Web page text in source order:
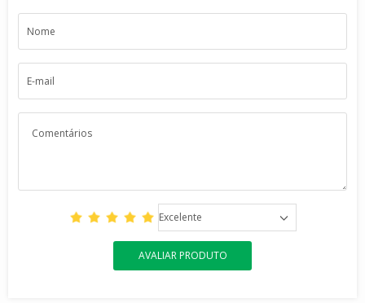
Excelente
AVALIAR PRODUTO